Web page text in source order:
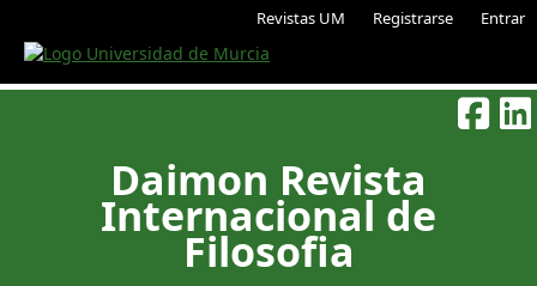
Revistas UM Registrarse Entrar
Daimon Revista
Internacional de
Filosofia